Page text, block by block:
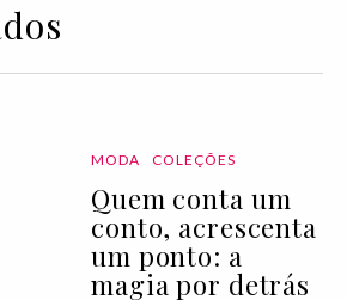
MODA COLEÇÕES
Quem conta um
conto, acrescenta
um ponto: a
magia por detrás